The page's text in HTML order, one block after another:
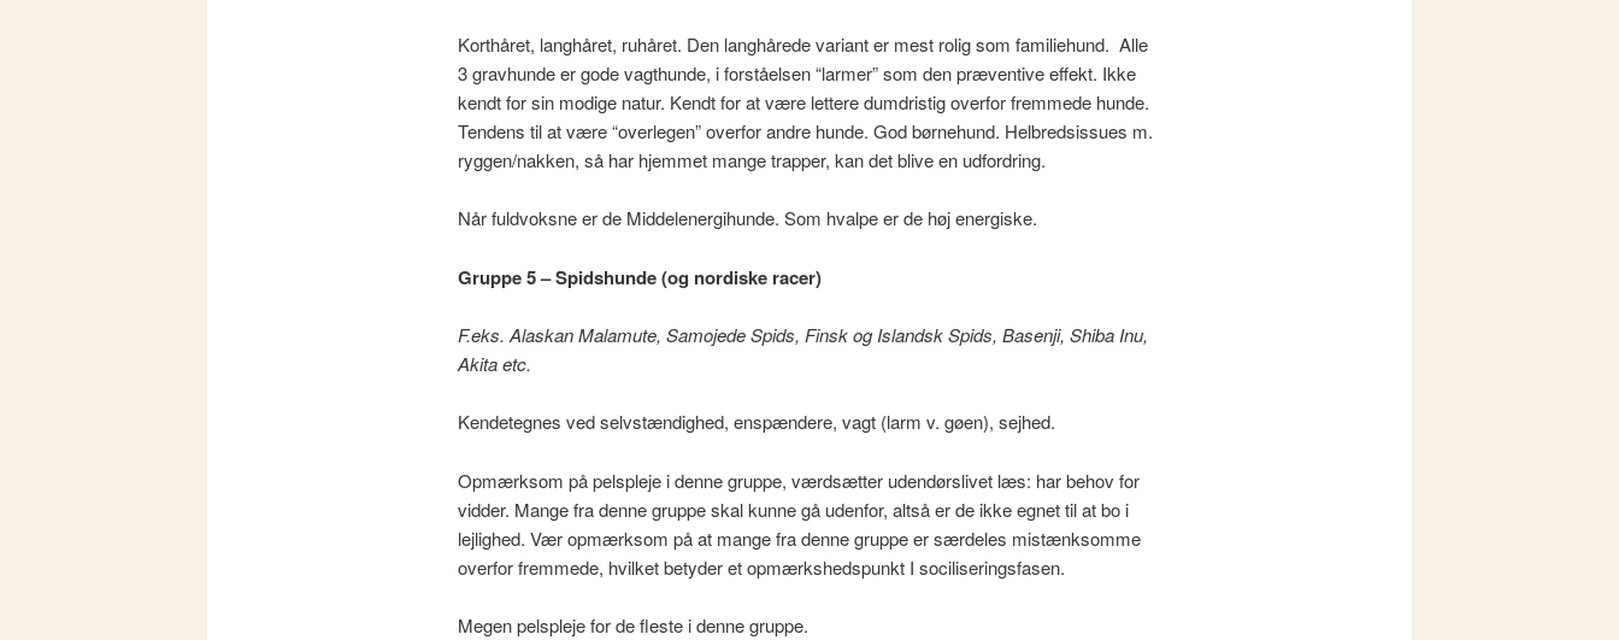
Korthåret, langhåret, ruhåret. Den langhårede variant er mest rolig som familiehund. Alle
3 gravhunde er gode vagthunde, i forståelsen “larmer” som den præventive effekt. Ikke
kendt for sin modige natur. Kendt for at være lettere dumdristig overfor fremmede hunde.
Tendens til at være “overlegen” overfor andre hunde. God børnehund. Helbredsissues m.
ryggen/nakken, så har hjemmet mange trapper, kan det blive en udfordring.
Når fuldvoksne er de Middelenergihunde. Som hvalpe er de høj energiske.
Gruppe 5 – Spidshunde (og nordiske racer)
F.eks. Alaskan Malamute, Samojede Spids, Finsk og Islandsk Spids, Basenji, Shiba Inu,
Akita etc.
Kendetegnes ved selvstændighed, enspændere, vagt (larm v. gøen), sejhed.
Opmærksom på pelspleje i denne gruppe, værdsætter udendørslivet læs: har behov for
vidder. Mange fra denne gruppe skal kunne gå udenfor, altså er de ikke egnet til at bo i
lejlighed. Vær opmærksom på at mange fra denne gruppe er særdeles mistænksomme
overfor fremmede, hvilket betyder et opmærkshedspunkt I sociliseringsfasen.
Megen pelspleje for de fleste i denne gruppe.